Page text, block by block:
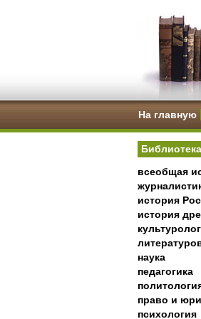
На главную
Библиотека
всеобщая
история
история
наука
педагогика
право и
психология